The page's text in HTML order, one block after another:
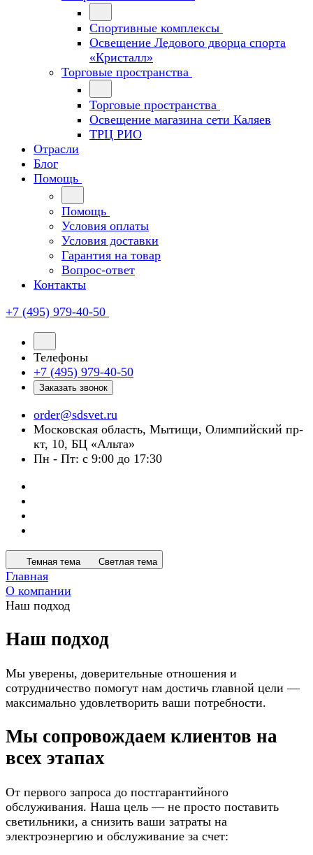
Спортивные комплексы
Освещение Ледового дворца спорта
«Кристалл»
Торговые пространства
Торговые пространства
Освещение магазина сети Каляев
ТРЦ РИО
Отрасли
Блог
Помощь
Помощь
Условия оплаты
Условия доставки
Гарантия на товар
Вопрос-ответ
Контакты
+7 (495) 979-40-50
Телефоны
+7 (495) 979-40-50
Заказать звонок
order@sdsvet.ru
Московская область, Мытищи, Олимпийский пр-
кт, 10, БЦ «Альта»
Пн - Пт: с 9:00 до 17:30
Темная тема Светлая тема
Главная
О компании
Наш подход
Наш подход
Мы уверены, доверительные отношения и
сотрудничество помогут нам достичь главной цели —
максимально удовлетворить ваши потребности.
Мы сопровождаем клиентов на
всех этапах
От первого запроса до постгарантийного
обслуживания. Наша цель — не просто поставить
светильники, а снизить ваши затраты на
электроэнергию и обслуживание за счет: